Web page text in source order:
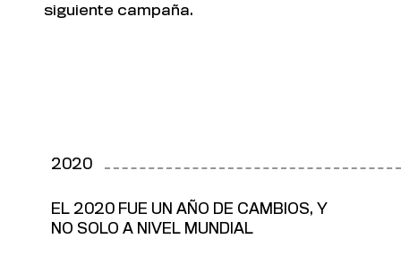
siguiente campaña.
EL 2020 FUE UN AÑO DE CAMBIOS, Y
NO SOLO A NIVEL MUNDIAL
2020